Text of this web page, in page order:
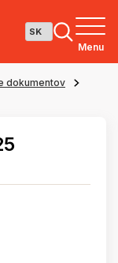
Menu
dokumentov